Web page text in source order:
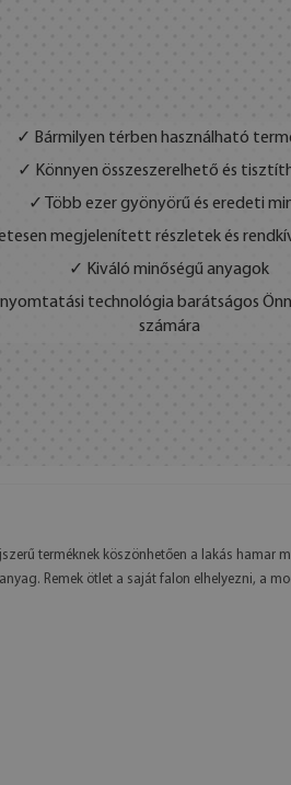
✓ Bármilyen térben használható
✓ Könnyen összeszerelhető és
✓ Több ezer gyönyörű és eredeti
megjelenített részletek és
✓ Kiváló minőségű anyagok
technológia barátságos
számára
terméknek köszönhetően a lakás hamar
Remek ötlet a saját falon elhelyezni, a